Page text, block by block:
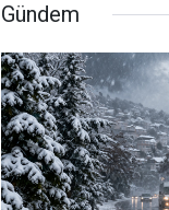
Gündem